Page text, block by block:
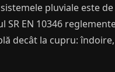
pluviale este
SR EN 10346
decât la cupru: